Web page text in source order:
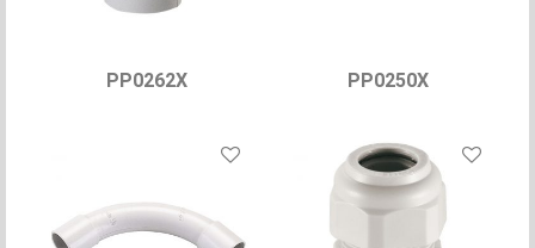
PP0262X PP0250X